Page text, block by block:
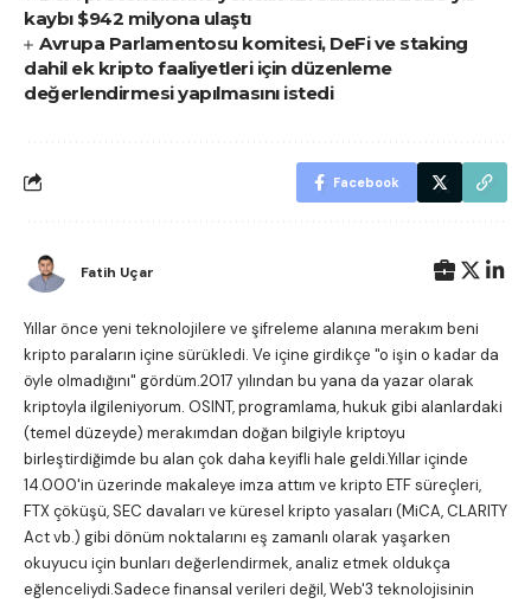
kaybı $942 milyona ulaştı
Avrupa Parlamentosu komitesi, DeFi ve staking
dahil ek kripto faaliyetleri için düzenleme
değerlendirmesi yapılmasını istedi
Facebook
Fatih Uçar
Yıllar önce yeni teknolojilere ve şifreleme alanına merakım beni
kripto paraların içine sürükledi. Ve içine girdikçe "o işin o kadar da
öyle olmadığını" gördüm.2017 yılından bu yana da yazar olarak
kriptoyla ilgileniyorum. OSINT, programlama, hukuk gibi alanlardaki
(temel düzeyde) merakımdan doğan bilgiyle kriptoyu
birleştirdiğimde bu alan çok daha keyifli hale geldi.Yıllar içinde
14.000'in üzerinde makaleye imza attım ve kripto ETF süreçleri,
FTX çöküşü, SEC davaları ve küresel kripto yasaları (MiCA, CLARITY
Act vb.) gibi dönüm noktalarını eş zamanlı olarak yaşarken
okuyucu için bunları değerlendirmek, analiz etmek oldukça
eğlenceliydi.Sadece finansal verileri değil, Web'3 teknolojisinin